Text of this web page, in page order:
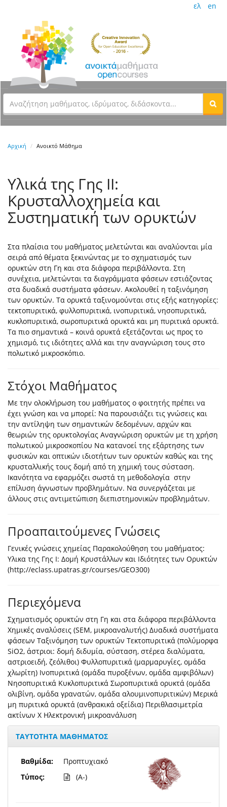
ελ en
Αρχική Ανοικτό Μάθημα
Υλικά της Γης ΙI:
Κρυσταλλοχημεία και
Συστηματική των ορυκτών
Στα πλαίσια του μαθήματος μελετώνται και αναλύονται μία
σειρά από θέματα ξεκινώντας με το σχηματισμός των
ορυκτών στη Γη και στα διάφορα περιβάλλοντα. Στη
συνέχεια, μελετώνται τα διαγράμματα φάσεων εστιάζοντας
στα δυαδικά συστήματα φάσεων. Ακολουθεί η ταξινόμηση
των ορυκτών. Τα ορυκτά ταξινομούνται στις εξής κατηγορίες:
τεκτοπυριτικά, φυλλοπυριτικά, ινοπυριτικά, νησοπυριτικά,
κυκλοπυριτικά, σωροπυριτικά ορυκτά και μη πυριτικά ορυκτά.
Τα πιο σημαντικά – κοινά ορυκτά εξετάζονται ως προς το
χημισμό, τις ιδιότητες αλλά και την αναγνώριση τους στο
πολωτικό μικροσκόπιο.
Στόχοι Μαθήματος
Με την ολοκλήρωση του μαθήματος ο φοιτητής πρέπει να
έχει γνώση και να μπορεί: Να παρουσιάζει τις γνώσεις και
την αντίληψη των σημαντικών δεδομένων, αρχών και
θεωριών της ορυκτολογίας Αναγνώριση ορυκτών με τη χρήση
πολωτικού μικροσκοπίου Να κατανοεί της εξάρτησης των
φυσικών και οπτικών ιδιοτήτων των ορυκτών καθώς και της
κρυσταλλικής τους δομή από τη χημική τους σύσταση.
Ικανότητα να εφαρμόζει σωστά τη μεθοδολογία στην
επίλυση άγνωστων προβλημάτων. Να συνεργάζεται με
άλλους στις αντιμετώπιση διεπιστημονικών προβλημάτων.
Προαπαιτούμενες Γνώσεις
Γενικές γνώσεις χημείας Παρακολούθηση του μαθήματος:
Υλικα της Γης Ι: Δομή Κρυστάλλων και Ιδιότητες των Ορυκτών
(http;//eclass.upatras.gr/courses/GEO300)
Περιεχόμενα
Σχηματισμός ορυκτών στη Γη και στα διάφορα περιβάλλοντα
Χημικές αναλύσεις (SEM, μικροαναλυτής) Δυαδικά συστήματα
φάσεων Ταξινόμηση των ορυκτών Τεκτοπυριτικά (πολύμορφα
SiO2, άστριοι: δομή διδυμία, σύσταση, στέρεα διαλύματα,
αστριοειδή, ζεόλιθοι) Φυλλοπυριτικά (μαρμαρυγίες, ομάδα
χλωρίτη) Ινοπυριτικά (ομάδα πυροξένων, ομάδα αμφιβόλων)
Νησοπυριτικά Κυκλοπυριτικά Σωροπυριτικά ορυκτά (ομάδα
ολιβίνη, ομάδα γρανατών, ομάδα αλουμινοπυριτικών) Μερικά
μη πυριτικά ορυκτά (ανθρακικά οξείδια) Περιθλασιμετρία
ακτίνων Χ Ηλεκτρονική μικροανάλυση
ΤΑΥΤΟΤΗΤΑ ΜΑΘΗΜΑΤΟΣ
Βαθμίδα:
Τύπος:
Προπτυχιακό
(A-)